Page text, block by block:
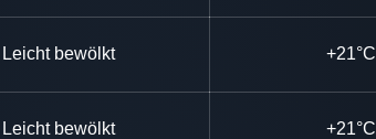
Leicht bewölkt +21°C
Leicht bewölkt +21°C